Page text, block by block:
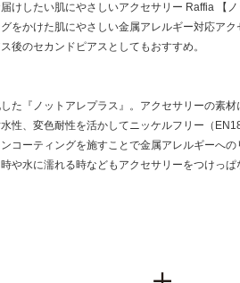
けしたい肌にやさしいアクセサリー Raffia 【ノ
をかけた肌にやさしい金属アレルギー対応アク
後のセカンドピアスとしてもおすすめ。
た『ノットアレプラス』。アクセサリーの素材
性、変色耐性を活かしてニッケルフリー（
コーティングを施すことで金属アレルギーへの
や水に濡れる時などもアクセサリーをつけっぱ